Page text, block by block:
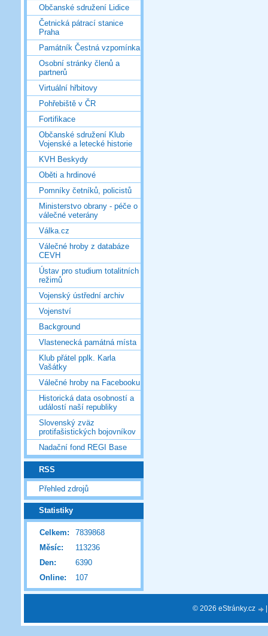
Občanské sdružení Lidice
Četnická pátrací stanice
Praha
Památník Čestná vzpomínka
Osobní stránky členů a
partnerů
Virtuální hřbitovy
Pohřebiště v ČR
Fortifikace
Občanské sdružení Klub
Vojenské a letecké historie
KVH Beskydy
Oběti a hrdinové
Pomníky četníků, policistů
Ministerstvo obrany - péče o
válečné veterány
Válka.cz
Válečné hroby z databáze
CEVH
Ústav pro studium totalitních
režimů
Vojenský ústřední archiv
Vojenství
Background
Vlastenecká památná místa
Klub přátel pplk. Karla
Vašátky
Válečné hroby na Facebooku
Historická data osobností a
událostí naší republiky
Slovenský zväz
protifašistických bojovníkov
Nadační fond REGI Base
RSS
Přehled zdrojů
Statistiky
Online: 107
Celkem:
7839868
Měsíc:
113236
Den:
6390
© 2026 eStránky.cz